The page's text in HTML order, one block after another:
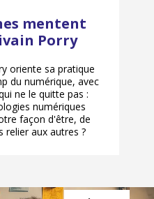
mentent
Porry
oriente sa pratique
du numérique, avec
ne le quitte pas :
numériques
façon d'être, de
relier aux autres ?